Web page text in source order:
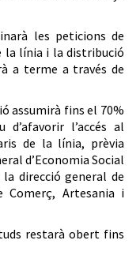
les peticions de
la línia i la distribució
a terme a través de
assumirà fins el 70%
l’accés al
de la línia, prèvia
d’Economia Social
direcció general de
Comerç, Artesania i
restarà obert fins